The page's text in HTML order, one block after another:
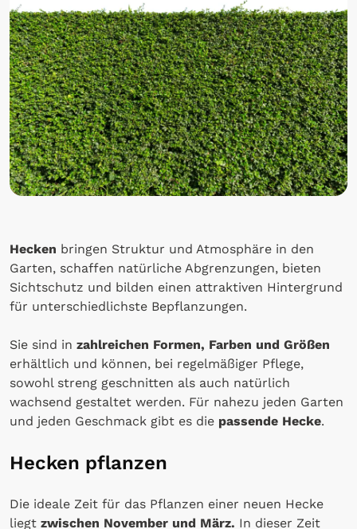
Hecken bringen Struktur und Atmosphäre in den
Garten, schaffen natürliche Abgrenzungen, bieten
Sichtschutz und bilden einen attraktiven Hintergrund
für unterschiedlichste Bepflanzungen.
Sie sind in zahlreichen Formen, Farben und Größen
erhältlich und können, bei regelmäßiger Pflege,
sowohl streng geschnitten als auch natürlich
wachsend gestaltet werden. Für nahezu jeden Garten
und jeden Geschmack gibt es die passende Hecke.
Hecken pflanzen
Die ideale Zeit für das Pflanzen einer neuen Hecke
liegt zwischen November und März. In dieser Zeit